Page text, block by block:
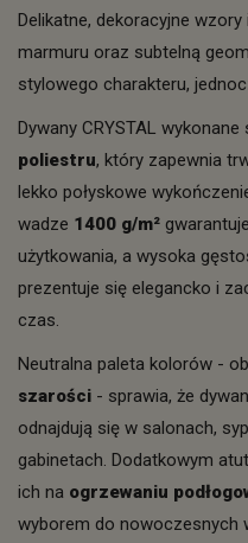
Delikatne, dekoracyjne
marmuru oraz subtelną
stylowego charakteru,
Dywany CRYSTAL wykonane
poliestru, który zapewnia
lekko połyskowe
wadze 1400 g/m²
użytkowania, a wysoka
prezentuje się elegancko i
czas.
Neutralna paleta kolorów -
szarości - sprawia, że
odnajdują się w salonach,
gabinetach. Dodatkowym
ich na ogrzewaniu
wyborem do nowoczesnych